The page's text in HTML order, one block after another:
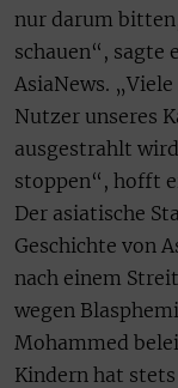
nur darum
schauen“,
AsiaNews.
Nutzer unseres
ausgestrahlt
stoppen“, hofft
Der asiatische
Geschichte von
nach einem
wegen
Mohammed
Kindern hat